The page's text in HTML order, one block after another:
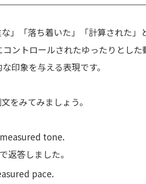
」「落ち着いた」「計算された」
ントロールされたゆったりとし
印象を与える表現です。
をみてみましょう。
tone.
返答しました。
pace.